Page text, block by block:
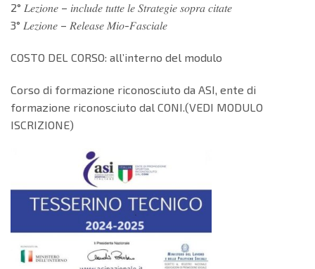
2° 𝐿𝑒𝑧𝑖𝑜𝑛𝑒 – 𝑖𝑛𝑐𝑙𝑢𝑑𝑒 𝑡𝑢𝑡𝑡𝑒 𝑙𝑒 𝑆𝑡𝑟𝑎𝑡𝑒𝑔𝑖𝑒 𝑠𝑜𝑝𝑟𝑎 𝑐𝑖𝑡𝑎𝑡𝑒
3° 𝐿𝑒𝑧𝑖𝑜𝑛𝑒 – 𝑅𝑒𝑙𝑒𝑎𝑠𝑒 𝑀𝑖𝑜-𝐹𝑎𝑠𝑐𝑖𝑎𝑙𝑒
COSTO DEL CORSO: all’interno del modulo
Corso di formazione riconosciuto da ASI, ente di
formazione riconosciuto dal CONI.(VEDI MODULO
ISCRIZIONE)